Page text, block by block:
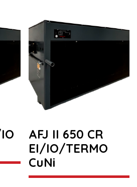
AFJ II 650 CR
EI/IO/TERMO
CuNi